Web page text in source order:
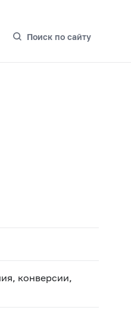
Поиск по сайту
конверсии,